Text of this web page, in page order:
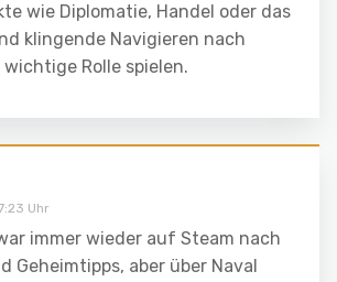
wie Diplomatie, Handel oder das
klingende Navigieren nach
wichtige Rolle spielen.
Uhr
immer wieder auf Steam nach
Geheimtipps, aber über Naval